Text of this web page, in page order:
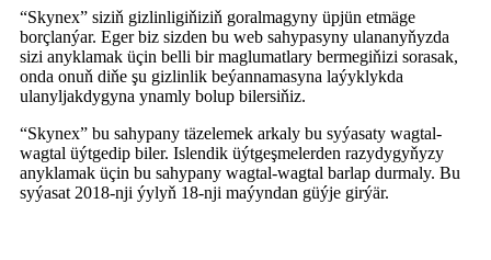
“Skynex” siziň gizlinligiňiziň goralmagyny üpjün etmäge
borçlanýar. Eger biz sizden bu web sahypasyny ulananyňyzda
sizi anyklamak üçin belli bir maglumatlary bermegiňizi sorasak,
onda onuň diňe şu gizlinlik beýannamasyna laýyklykda
ulanyljakdygyna ynamly bolup bilersiňiz.
“Skynex” bu sahypany täzelemek arkaly bu syýasaty wagtal-
wagtal üýtgedip biler. Islendik üýtgeşmelerden razydygyňyzy
anyklamak üçin bu sahypany wagtal-wagtal barlap durmaly. Bu
syýasat 2018-nji ýylyň 18-nji maýyndan güýje girýär.